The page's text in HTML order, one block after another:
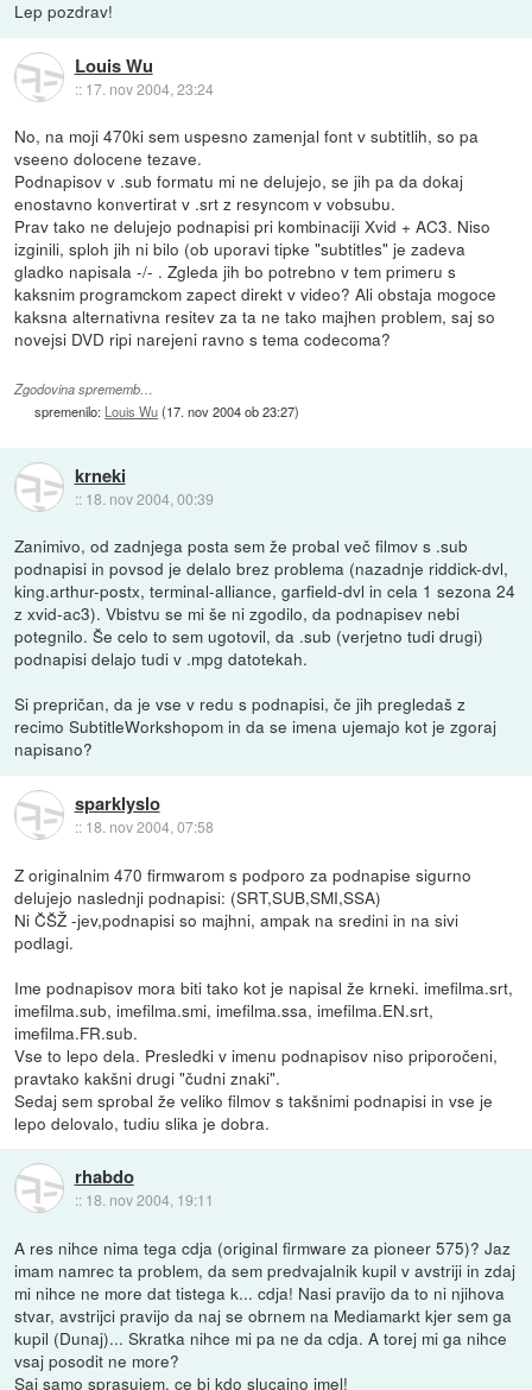
Lep pozdrav!
Louis Wu
:: 17. nov 2004, 23:24
No, na moji 470ki sem uspesno zamenjal font v subtitlih, so pa
vseeno dolocene tezave.
Podnapisov v .sub formatu mi ne delujejo, se jih pa da dokaj
enostavno konvertirat v .srt z resyncom v vobsubu.
Prav tako ne delujejo podnapisi pri kombinaciji Xvid + AC3. Niso
izginili, sploh jih ni bilo (ob uporavi tipke "subtitles" je zadeva
gladko napisala -/- . Zgleda jih bo potrebno v tem primeru s
kaksnim programckom zapect direkt v video? Ali obstaja mogoce
kaksna alternativna resitev za ta ne tako majhen problem, saj so
novejsi DVD ripi narejeni ravno s tema codecoma?
Zgodovina sprememb…
spremenilo: Louis Wu(17. nov 2004 ob 23:27)
krneki
:: 18. nov 2004, 00:39
Zanimivo, od zadnjega posta sem že probal več filmov s .sub
podnapisi in povsod je delalo brez problema (nazadnje riddick-dvl,
king.arthur-postx, terminal-alliance, garfield-dvl in cela 1 sezona 24
z xvid-ac3). Vbistvu se mi še ni zgodilo, da podnapisev nebi
potegnilo. Še celo to sem ugotovil, da .sub (verjetno tudi drugi)
podnapisi delajo tudi v .mpg datotekah.
Si prepričan, da je vse v redu s podnapisi, če jih pregledaš z
recimo SubtitleWorkshopom in da se imena ujemajo kot je zgoraj
napisano?
sparklyslo
:: 18. nov 2004, 07:58
Z originalnim 470 firmwarom s podporo za podnapise sigurno
delujejo naslednji podnapisi: (SRT,SUB,SMI,SSA)
Ni ČŠŽ -jev,podnapisi so majhni, ampak na sredini in na sivi
podlagi.
Ime podnapisov mora biti tako kot je napisal že krneki. imefilma.srt,
imefilma.sub, imefilma.smi, imefilma.ssa, imefilma.EN.srt,
imefilma.FR.sub.
Vse to lepo dela. Presledki v imenu podnapisov niso priporočeni,
pravtako kakšni drugi "čudni znaki".
Sedaj sem sprobal že veliko filmov s takšnimi podnapisi in vse je
lepo delovalo, tudiu slika je dobra.
rhabdo
:: 18. nov 2004, 19:11
A res nihce nima tega cdja (original firmware za pioneer 575)? Jaz
imam namrec ta problem, da sem predvajalnik kupil v avstriji in zdaj
mi nihce ne more dat tistega k... cdja! Nasi pravijo da to ni njihova
stvar, avstrijci pravijo da naj se obrnem na Mediamarkt kjer sem ga
kupil (Dunaj)... Skratka nihce mi pa ne da cdja. A torej mi ga nihce
vsaj posodit ne more?
Saj samo sprasujem, ce bi kdo slucajno imel!